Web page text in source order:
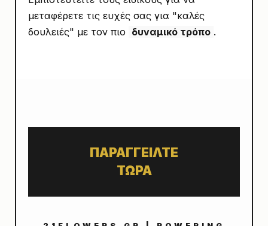
μεταφέρετε τις ευχές σας για "καλές
δουλειές" με τον πιο δυναμικό τρόπο .
ΠΑΡΑΓΓΕΙΛΤΕ
ΤΩΡΑ